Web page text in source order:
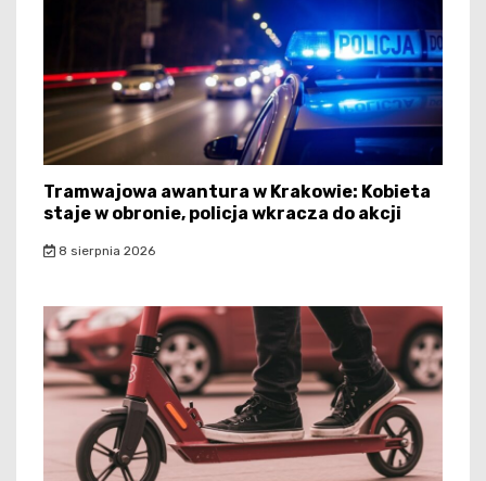
Tramwajowa awantura w Krakowie: Kobieta
staje w obronie, policja wkracza do akcji
8 sierpnia 2026